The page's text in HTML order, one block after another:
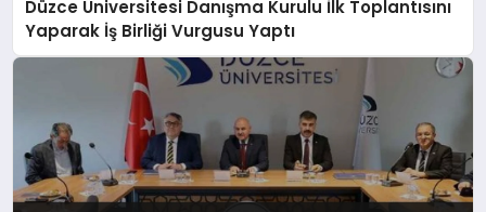
Düzce Üniversitesi Danışma Kurulu İlk Toplantısını
Yaparak İş Birliği Vurgusu Yaptı